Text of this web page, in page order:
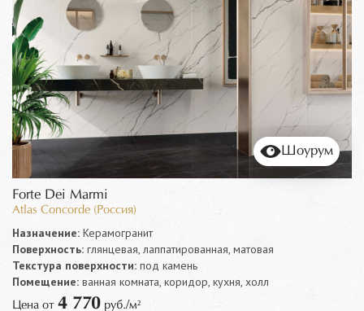
Шоурум
Forte Dei Marmi
Atlas Concorde (Россия)
Назначение: Керамогранит
Поверхность: глянцевая, лаппатированная, матовая
Текстура поверхности: под камень
Помещение: ванная комната, коридор, кухня, холл
Цена от 4 770 руб./м²